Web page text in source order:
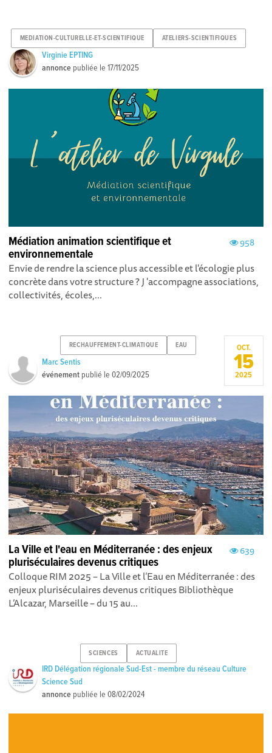
MEDIATION-CULTURELLE-ET-SCIENTIFIQUE ATELIERS-SCIENTIFIQUES
Virginie EPTING
annonce publiée le17/11/2025
958
Médiation animation scientifique et
environnementale
Envie de rendre la science plus accessible et l'écologie plus
concrète dans votre structure ? J 'accompagne associations,
collectivités, écoles,...
RECHAUFFEMENT-CLIMATIQUE EAU
Marc Sentis
événement publié le02/09/2025
OCT.
15
2025
639
La Ville et l'eau en Méditerranée : des enjeux
pluriséculaires devenus critiques
Colloque RIM 2025 – La Ville et l’Eau en Méditerranée : des
enjeux pluriséculaires devenus critiques Bibliothèque
L’Alcazar, Marseille – du 15 au...
SCIENCES ACTUALITE
IRD Délégation régionale Sud-Est - membre du réseau Culture
Science Sud
annonce publiée le08/02/2024